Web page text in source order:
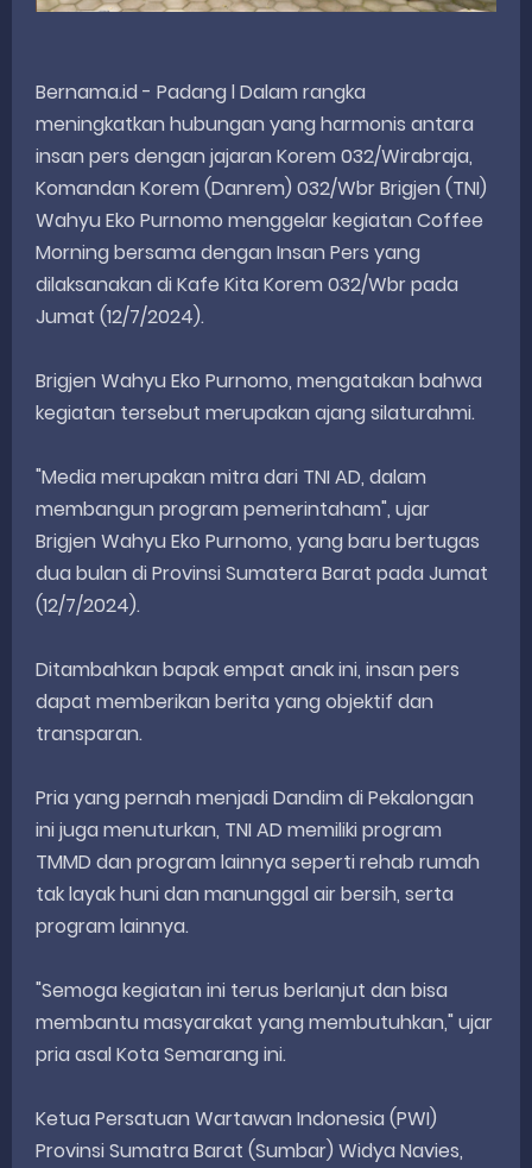
Bernama.id - Padang l Dalam rangka
meningkatkan hubungan yang harmonis antara
insan pers dengan jajaran Korem 032/Wirabraja,
Komandan Korem (Danrem) 032/Wbr Brigjen (TNI)
Wahyu Eko Purnomo menggelar kegiatan Coffee
Morning bersama dengan Insan Pers yang
dilaksanakan di Kafe Kita Korem 032/Wbr pada
Jumat (12/7/2024).
Brigjen Wahyu Eko Purnomo, mengatakan bahwa
kegiatan tersebut merupakan ajang silaturahmi.
"Media merupakan mitra dari TNI AD, dalam
membangun program pemerintaham", ujar
Brigjen Wahyu Eko Purnomo, yang baru bertugas
dua bulan di Provinsi Sumatera Barat pada Jumat
(12/7/2024).
Ditambahkan bapak empat anak ini, insan pers
dapat memberikan berita yang objektif dan
transparan.
Pria yang pernah menjadi Dandim di Pekalongan
ini juga menuturkan, TNI AD memiliki program
TMMD dan program lainnya seperti rehab rumah
tak layak huni dan manunggal air bersih, serta
program lainnya.
"Semoga kegiatan ini terus berlanjut dan bisa
membantu masyarakat yang membutuhkan," ujar
pria asal Kota Semarang ini.
Ketua Persatuan Wartawan Indonesia (PWI)
Provinsi Sumatra Barat (Sumbar) Widya Navies,